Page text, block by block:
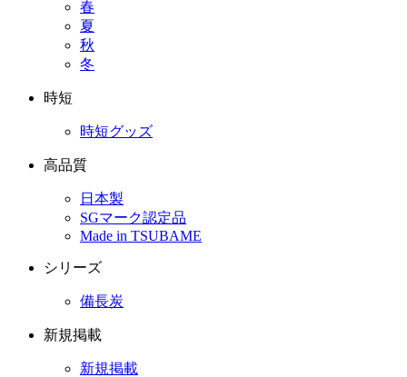
春
夏
秋
冬
時短
時短グッズ
高品質
日本製
SGマーク認定品
Made in TSUBAME
シリーズ
備長炭
新規掲載
新規掲載